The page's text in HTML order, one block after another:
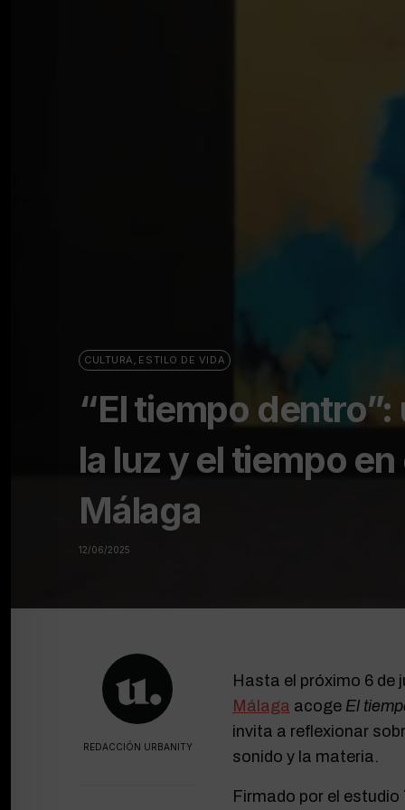
CULTURA , ESTILO DE VIDA
“El tiempo
la luz y el tiempo
Málaga
12/06/2025
REDACCIÓN URBANITY
Hasta el próximo 6 de
Málaga acoge El
invita a reflexionar
sonido y la materia.
Firmado por el estudio